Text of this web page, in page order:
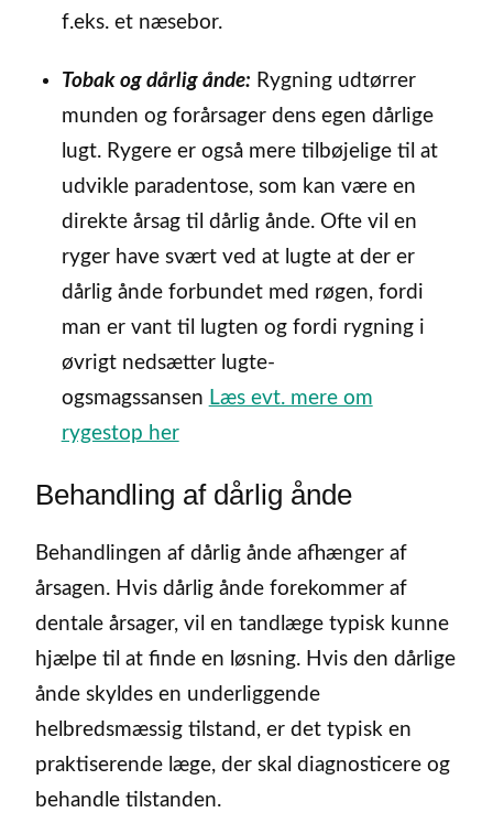
f.eks. et næsebor.
Tobak og dårlig ånde: Rygning udtørrer
munden og forårsager dens egen dårlige
lugt. Rygere er også mere tilbøjelige til at
udvikle paradentose, som kan være en
direkte årsag til dårlig ånde. Ofte vil en
ryger have svært ved at lugte at der er
dårlig ånde forbundet med røgen, fordi
man er vant til lugten og fordi rygning i
øvrigt nedsætter lugte-
ogsmagssansen Læs evt. mere om
rygestop her
Behandling af dårlig ånde
Behandlingen af dårlig ånde afhænger af
årsagen. Hvis dårlig ånde forekommer af
dentale årsager, vil en tandlæge typisk kunne
hjælpe til at finde en løsning. Hvis den dårlige
ånde skyldes en underliggende
helbredsmæssig tilstand, er det typisk en
praktiserende læge, der skal diagnosticere og
behandle tilstanden.